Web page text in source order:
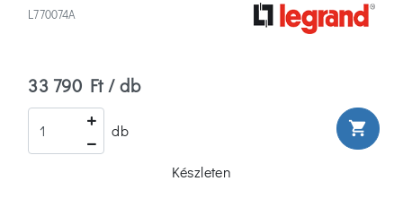
L770074A
33 790 Ft / db
db shopping_cart
Készleten